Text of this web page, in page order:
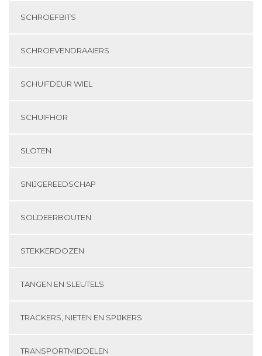
SCHROEFBITS
SCHROEVENDRAAIERS
SCHUIFDEUR WIEL
SCHUIFHOR
SLOTEN
SNIJGEREEDSCHAP
SOLDEERBOUTEN
STEKKERDOZEN
TANGEN EN SLEUTELS
TRACKERS, NIETEN EN SPIJKERS
TRANSPORTMIDDELEN